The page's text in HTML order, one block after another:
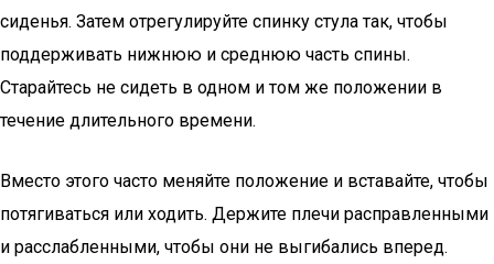
сиденья. Затем отрегулируйте спинку стула так, чтобы
поддерживать нижнюю и среднюю часть спины.
Старайтесь не сидеть в одном и том же положении в
течение длительного времени.
Вместо этого часто меняйте положение и вставайте, чтобы
потягиваться или ходить. Держите плечи расправленными
и расслабленными, чтобы они не выгибались вперед.